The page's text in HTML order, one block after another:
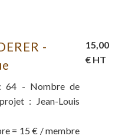
-
64 - Nombre de
: Jean-Louis
= 15 € / membre
15,00
€ HT